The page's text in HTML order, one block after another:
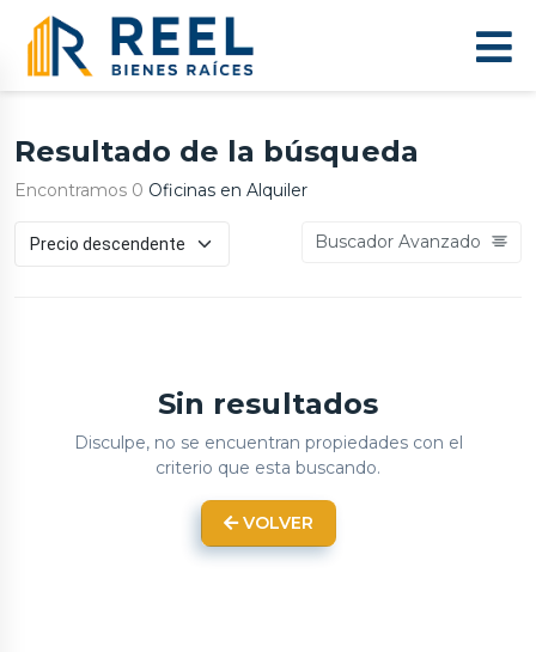
Resultado de la búsqueda
Encontramos 0 Oficinas en Alquiler
Buscador Avanzado
Sin resultados
Disculpe, no se encuentran propiedades con el
criterio que esta buscando.
VOLVER